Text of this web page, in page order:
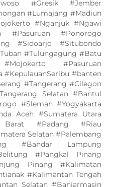
#Gresik #Jember
#Lumajang #Madiun
#Nganjuk #Ngawi
#Pasuruan #Ponorogo
#Sidoarjo #Situbondo
#Tulungagung #Batu
#Pasuruan
#KepulauanSeribu #banten
#Tangerang #Cilegon
Selatan #Bantul
#Sleman #Yogyakarta
Aceh #Sumatera Utara
Barat #Padang #Riau
Selatan #Palembang
#Bandar Lampung
#Pangkal Pinang
Pinang #Kalimatan
#Kalimantan Tengah
Selatan #Banjarmasin